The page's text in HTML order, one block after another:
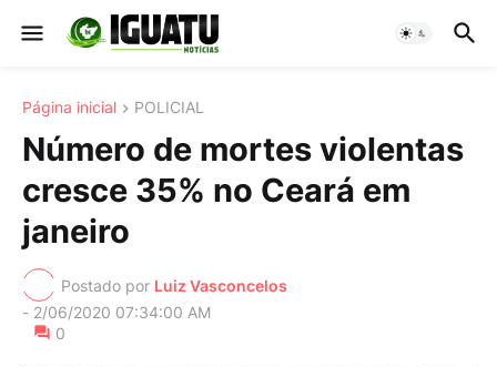
Página inicial POLICIAL
Número de mortes violentas
cresce 35% no Ceará em
janeiro
Postado por Luiz Vasconcelos
- 2/06/2020 07:34:00 AM
0